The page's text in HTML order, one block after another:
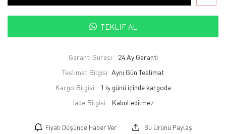
TEKLIF AL
Garanti Süresi: 24 Ay Garanti
Teslimat Bilgisi Aynı Gün Teslimat
Kargo Bilgisi:
1 iş günü içinde kargoda
İade Bilgisi:
Fiyatı Düşünce Haber Ver Bu Ürünü Paylaş